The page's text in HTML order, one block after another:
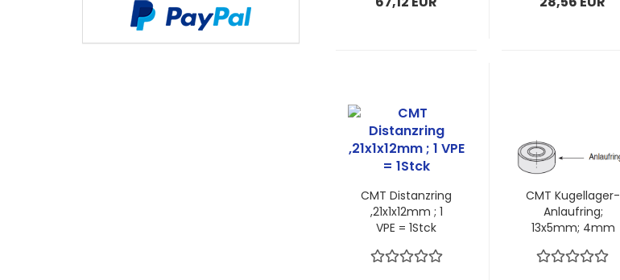
CMT Distanzring
,21x1x12mm ; 1
VPE = 1Stck
CMT Kugellager-
Anlaufring;
13x5mm; 4mm
Stück